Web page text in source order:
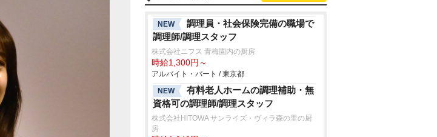
NEW
調理員・社会保険完備の職場で
調理師/調理スタッフ
株式会社ニフス 青梅園内の厨房
時給1,300円～
アルバイト・パート / 東京都
NEW
有料老人ホームの調理補助・無
資格可の調理師/調理スタッフ
株式会社HITOWA サンライズ・ヴィラ森の里の厨
房